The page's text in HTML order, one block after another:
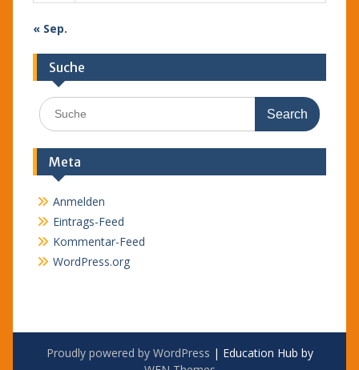
« Sep.
Suche
Search
for:
Meta
Anmelden
Eintrags-Feed
Kommentar-Feed
WordPress.org
Proudly powered by WordPress | Education Hub by